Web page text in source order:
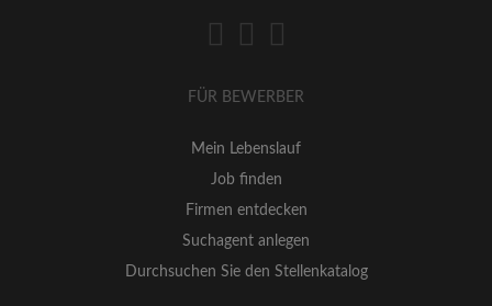
FÜR BEWERBER
Mein Lebenslauf
Job finden
Firmen entdecken
Suchagent anlegen
Durchsuchen Sie den Stellenkatalog